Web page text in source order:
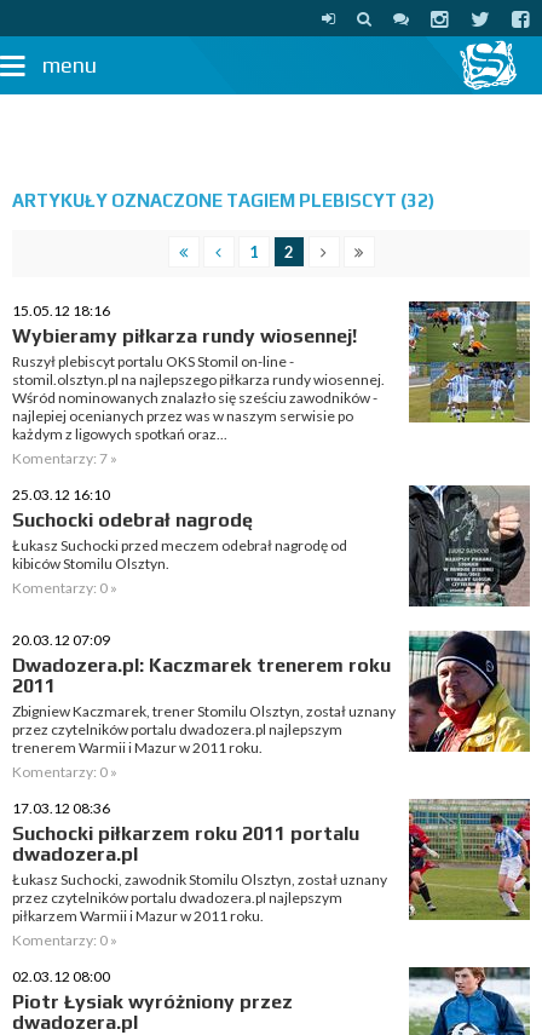
menu
ARTYKUŁY OZNACZONE TAGIEM PLEBISCYT (32)
1 2
15.05.12 18:16
Wybieramy piłkarza rundy wiosennej!
Ruszył plebiscyt portalu OKS Stomil on-line -
stomil.olsztyn.pl na najlepszego piłkarza rundy wiosennej.
Wśród nominowanych znalazło się sześciu zawodników -
najlepiej ocenianych przez was w naszym serwisie po
każdym z ligowych spotkań oraz...
Komentarzy: 7 »
25.03.12 16:10
Suchocki odebrał nagrodę
Łukasz Suchocki przed meczem odebrał nagrodę od
kibiców Stomilu Olsztyn.
Komentarzy: 0 »
20.03.12 07:09
Dwadozera.pl: Kaczmarek trenerem roku
2011
Zbigniew Kaczmarek, trener Stomilu Olsztyn, został uznany
przez czytelników portalu dwadozera.pl najlepszym
trenerem Warmii i Mazur w 2011 roku.
Komentarzy: 0 »
17.03.12 08:36
Suchocki piłkarzem roku 2011 portalu
dwadozera.pl
Łukasz Suchocki, zawodnik Stomilu Olsztyn, został uznany
przez czytelników portalu dwadozera.pl najlepszym
piłkarzem Warmii i Mazur w 2011 roku.
Komentarzy: 0 »
02.03.12 08:00
Piotr Łysiak wyróżniony przez
dwadozera.pl